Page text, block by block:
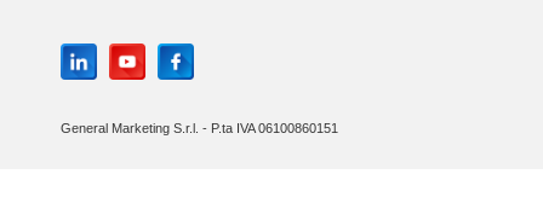
General Marketing S.r.l. - P.ta IVA 06100860151